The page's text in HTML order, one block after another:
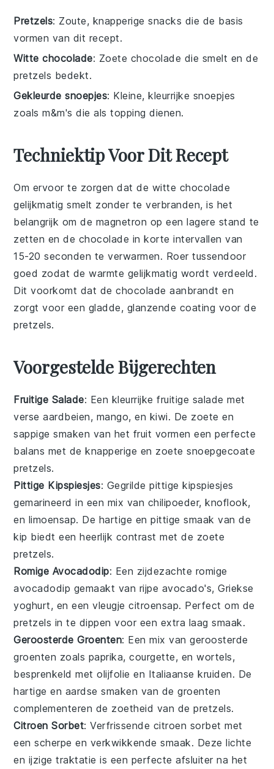
Pretzels: Zoute, knapperige snacks die de basis
vormen van dit recept.
Witte chocolade: Zoete chocolade die smelt en de
pretzels bedekt.
Gekleurde snoepjes: Kleine, kleurrijke snoepjes
zoals m&m's die als topping dienen.
Techniektip Voor Dit Recept
Om ervoor te zorgen dat de witte chocolade
gelijkmatig smelt zonder te verbranden, is het
belangrijk om de magnetron op een lagere stand te
zetten en de chocolade in korte intervallen van
15-20 seconden te verwarmen. Roer tussendoor
goed zodat de warmte gelijkmatig wordt verdeeld.
Dit voorkomt dat de chocolade aanbrandt en
zorgt voor een gladde, glanzende coating voor de
pretzels.
Voorgestelde Bijgerechten
Fruitige Salade: Een kleurrijkefruitige salade met
verseaardbeien, mango, en kiwi. De zoete en
sappige smaken van het fruit vormen een perfecte
balans met de knapperige en zoetesnoepgecoate
pretzels.
Pittige Kipspiesjes: Gegrildepittige kipspiesjes
gemarineerd in een mix van chilipoeder,knoflook,
en limoensap. De hartige en pittige smaak van de
kip biedt een heerlijk contrast met de zoete
pretzels.
Romige Avocadodip: Een zijdezachte romige
avocadodip gemaakt van rijpe avocado's,Griekse
yoghurt, en een vleugjecitroensap. Perfect om de
pretzels in te dippen voor een extra laag smaak.
Geroosterde Groenten: Een mix vangeroosterde
groenten zoals paprika,courgette, enwortels,
besprenkeld metolijfolie en Italiaanse kruiden. De
hartige en aardse smaken van de groenten
complementeren de zoetheid van de pretzels.
Citroen Sorbet: Verfrissende citroen sorbet met
een scherpe en verkwikkende smaak. Deze lichte
en ijzige traktatie is een perfecte afsluiter na het